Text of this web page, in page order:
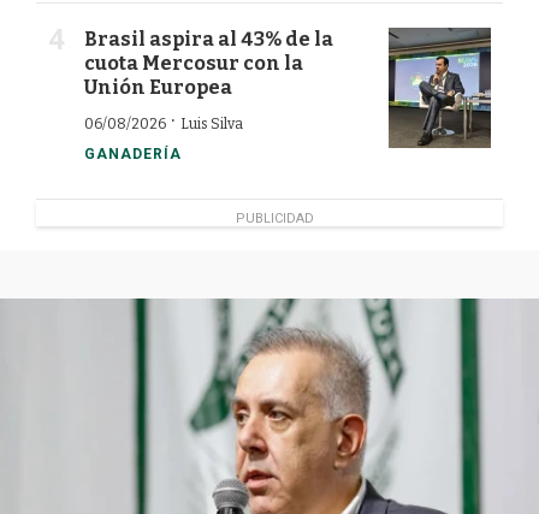
Brasil aspira al 43% de la
cuota Mercosur con la
Unión Europea
06/08/2026 · Luis Silva
GANADERÍA
PUBLICIDAD